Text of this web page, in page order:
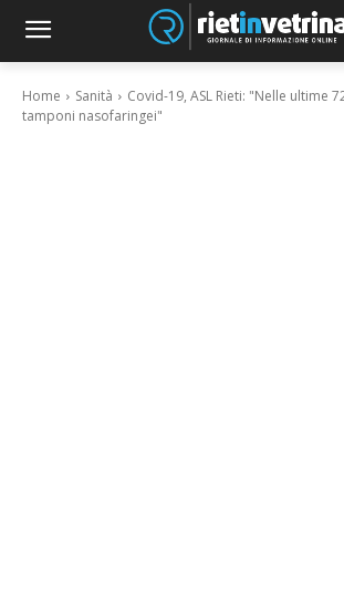
Home Sanità
Covid-19, ASL Rieti: "Nelle ultime
tamponi nasofaringei"